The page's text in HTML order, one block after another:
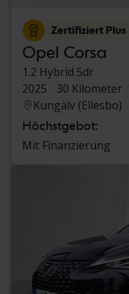
Zertifiziert Plus
Opel Corsa
1.2 Hybrid 5dr
2025
30 Kilometer
Kungälv (Ellesbo)
Höchstgebot:
Mit Finanzierung